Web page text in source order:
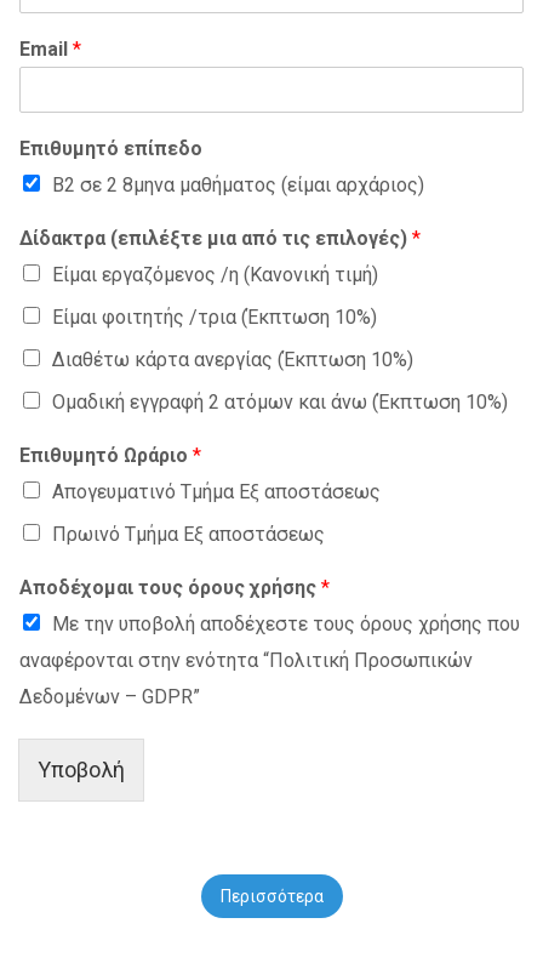
Email *
Επιθυμητό επίπεδο
B2 σε 2 8μηνα μαθήματος (είμαι αρχάριος)
Δίδακτρα (επιλέξτε μια από τις επιλογές) *
Είμαι εργαζόμενος /η (Κανονική τιμή)
Είμαι φοιτητής /τρια (Έκπτωση 10%)
Διαθέτω κάρτα ανεργίας (Έκπτωση 10%)
Ομαδική εγγραφή 2 ατόμων και άνω (Έκπτωση 10%)
Επιθυμητό Ωράριο *
Απογευματινό Τμήμα Εξ αποστάσεως
Πρωινό Τμήμα Εξ αποστάσεως
Αποδέχομαι τους όρους χρήσης *
Με την υποβολή αποδέχεστε τους όρους χρήσης που
αναφέρονται στην ενότητα “Πολιτική Προσωπικών
Δεδομένων – GDPR”
Υποβολή
Περισσότερα